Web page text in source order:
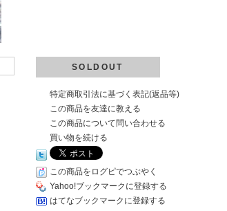
SOLDOUT
特定商取引法に基づく表記(返品等)
この商品を友達に教える
この商品について問い合わせる
買い物を続ける
この商品をログピでつぶやく
Yahoo!ブックマークに登録する
はてなブックマークに登録する